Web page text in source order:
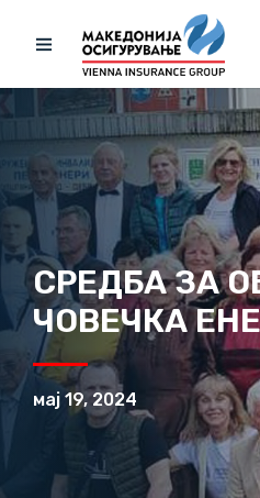
СРЕДБА ЗА
ЧОВЕЧКА
мај 19, 2024